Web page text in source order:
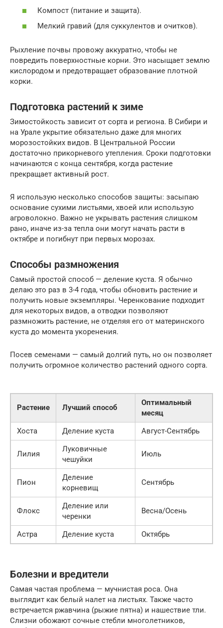
Компост (питание и защита).
Мелкий гравий (для суккулентов и очитков).
Рыхление почвы провожу аккуратно, чтобы не
повредить поверхностные корни. Это насыщает землю
кислородом и предотвращает образование плотной
корки.
Подготовка растений к зиме
Зимостойкость зависит от сорта и региона. В Сибири и
на Урале укрытие обязательно даже для многих
морозостойких видов. В Центральной России
достаточно прикорневого утепления. Сроки подготовки
начинаются с конца сентября, когда растение
прекращает активный рост.
Я использую несколько способов защиты: засыпаю
основание сухими листьями, хвоей или использую
агроволокно. Важно не укрывать растения слишком
рано, иначе из-за тепла они могут начать расти в
октябре и погибнут при первых морозах.
Способы размножения
Самый простой способ — деление куста. Я обычно
делаю это раз в 3-4 года, чтобы обновить растение и
получить новые экземпляры. Черенкование подходит
для некоторых видов, а отводки позволяют
размножить растение, не отделяя его от материнского
куста до момента укоренения.
Посев семенами — самый долгий путь, но он позволяет
получить огромное количество растений одного сорта.
Растение Лучший способ
Оптимальный
месяц
Хоста
Деление куста Август-Сентябрь
Лилия
Луковичные
чешуйки
Июль
Пион
Деление
корневищ
Сентябрь
Флокс
Деление или
черенки
Весна/Осень
Астра Деление куста Октябрь
Болезни и вредители
Самая частая проблема — мучнистая роса. Она
выглядит как белый налет на листьях. Также часто
встречается ржавчина (рыжие пятна) и нашествие тли.
Слизни обожают сочные стебли многолетников,